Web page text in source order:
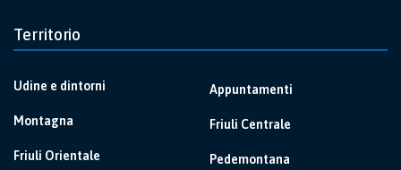
Territorio
Udine e dintorni
Montagna
Friuli Orientale
Appuntamenti
Friuli Centrale
Pedemontana